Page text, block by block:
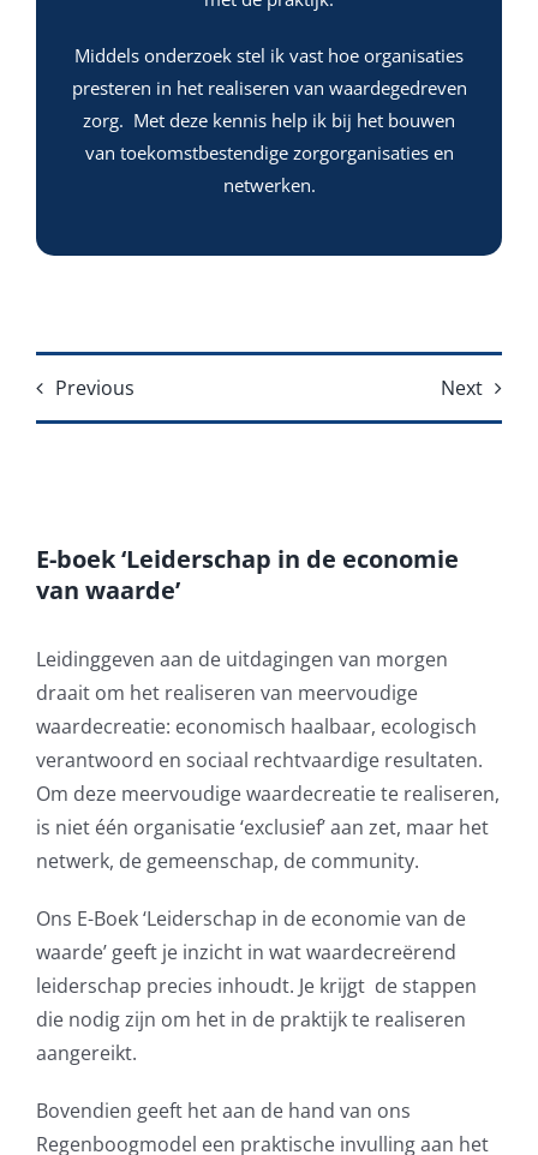
Middels onderzoek stel ik vast hoe organisaties
presteren in het realiseren van waardegedreven
zorg. Met deze kennis help ik bij het bouwen
van toekomstbestendige zorgorganisaties en
netwerken.
Previous Next
E-boek ‘Leiderschap in de economie
van waarde’
Leidinggeven aan de uitdagingen van morgen
draait om het realiseren van meervoudige
waardecreatie: economisch haalbaar, ecologisch
verantwoord en sociaal rechtvaardige resultaten.
Om deze meervoudige waardecreatie te realiseren,
is niet één organisatie ‘exclusief’ aan zet, maar het
netwerk, de gemeenschap, de community.
Ons E-Boek ‘Leiderschap in de economie van de
waarde’ geeft je inzicht in wat waardecreërend
leiderschap precies inhoudt. Je krijgt de stappen
die nodig zijn om het in de praktijk te realiseren
aangereikt.
Bovendien geeft het aan de hand van ons
Regenboogmodel een praktische invulling aan het